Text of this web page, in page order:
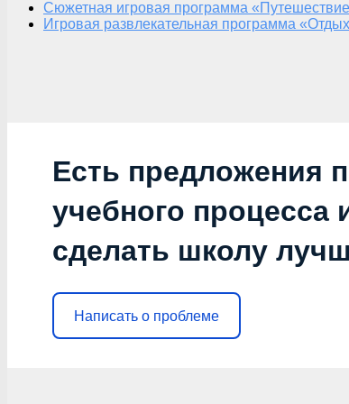
Сюжетная игровая программа
Игровая развлекательная программа
Есть предложения
учебного процесса
сделать школу
Написать о проблеме